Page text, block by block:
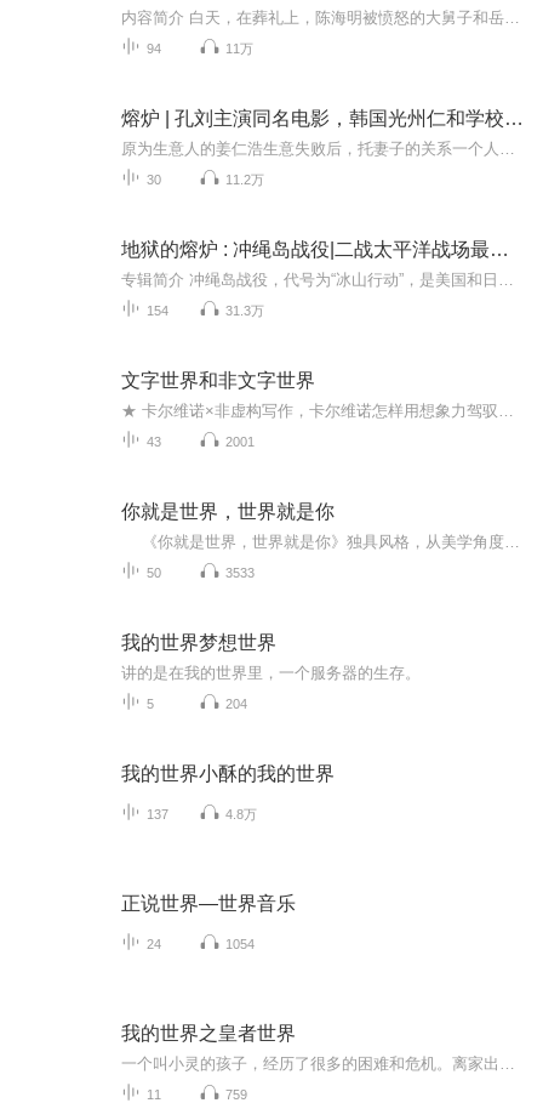
94 11万
熔炉 | 孔刘主演同名电影，韩国光州仁和学校真实事件改编
30 11.2万
地狱的熔炉 : 冲绳岛战役|二战太平洋战场最残酷战役|奥本海默|战争纪实
154 31.3万
文字世界和非文字世界
43 2001
你就是世界，世界就是你
50 3533
我的世界梦想世界
讲的是在我的世界里，一个服务器的生存。
5 204
我的世界小酥的我的世界
137 4.8万
正说世界—世界音乐
24 1054
我的世界之皇者世界
11 759